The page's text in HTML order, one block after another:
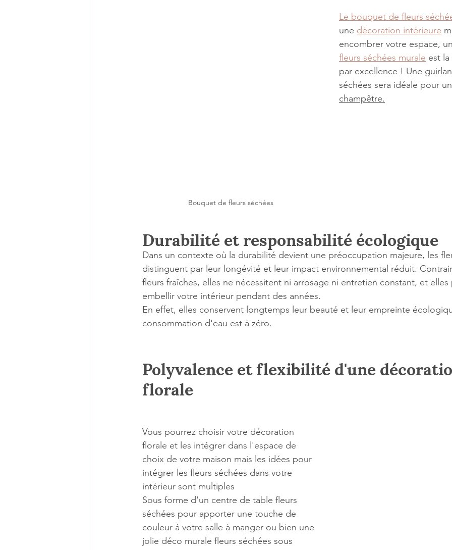
Bouquet de fleurs séchées
Le bouquet de fleurs
une décoration intérieure
encombrer votre espace,
fleurs séchées murale est la
par excellence ! Une
séchées sera idéale pour
champêtre.
Durabilité et responsabilité écologique
Dans un contexte où la durabilité devient une préoccupation majeure, les
distinguent par leur longévité et leur impact environnemental réduit.
fleurs fraîches, elles ne nécessitent ni arrosage ni entretien constant, et
embellir votre intérieur pendant des années.
En effet, elles conservent longtemps leur beauté et leur empreinte
consommation d'eau est à zéro.
Polyvalence et flexibilité d'une
florale
Vous pourrez choisir votre décoration
florale et les intégrer dans l'espace de
choix de votre maison mais les idées pour
intégrer les fleurs séchées dans votre
intérieur sont multiples
Sous forme d'un centre de table fleurs
séchées pour apporter une touche de
couleur à votre salle à manger ou bien une
jolie déco murale fleurs séchées sous